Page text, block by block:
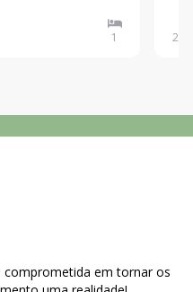
1 220
comprometida em tornar os